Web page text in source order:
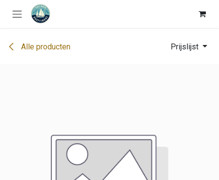
Overslaan naar inhoud
Alle producten Prijslijst